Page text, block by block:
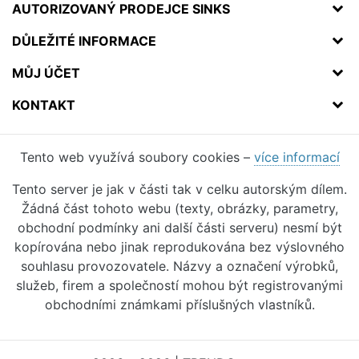
AUTORIZOVANÝ PRODEJCE SINKS
DŮLEŽITÉ INFORMACE
MŮJ ÚČET
KONTAKT
Tento web využívá soubory cookies – více informací
Tento server je jak v části tak v celku autorským dílem.
Žádná část tohoto webu (texty, obrázky, parametry,
obchodní podmínky ani další části serveru) nesmí být
kopírována nebo jinak reprodukována bez výslovného
souhlasu provozovatele. Názvy a označení výrobků,
služeb, firem a společností mohou být registrovanými
obchodními známkami příslušných vlastníků.